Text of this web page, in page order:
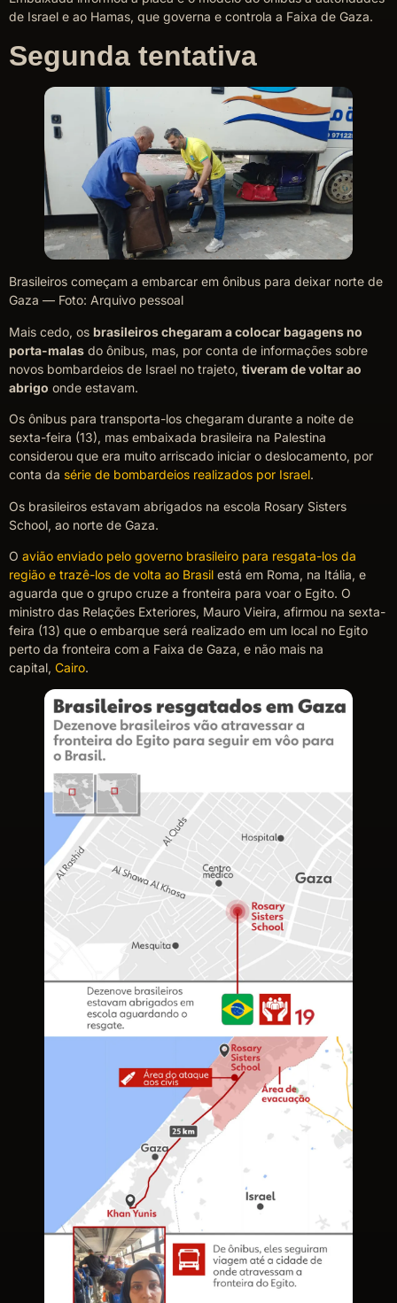
de Israel e ao Hamas, que governa e controla a Faixa de Gaza.
Segunda tentativa
Brasileiros começam a embarcar em ônibus para deixar norte de
Gaza — Foto: Arquivo pessoal
Mais cedo, os brasileiros chegaram a colocar bagagens no
porta-malas do ônibus, mas, por conta de informações sobre
novos bombardeios de Israel no trajeto, tiveram de voltar ao
abrigo onde estavam.
Os ônibus para transporta-los chegaram durante a noite de
sexta-feira (13), mas embaixada brasileira na Palestina
considerou que era muito arriscado iniciar o deslocamento, por
conta da série de bombardeios realizados por Israel.
Os brasileiros estavam abrigados na escola Rosary Sisters
School, ao norte de Gaza.
O avião enviado pelo governo brasileiro para resgata-los da
região e trazê-los de volta ao Brasil está em Roma, na Itália, e
aguarda que o grupo cruze a fronteira para voar o Egito. O
ministro das Relações Exteriores, Mauro Vieira, afirmou na sexta-
feira (13) que o embarque será realizado em um local no Egito
perto da fronteira com a Faixa de Gaza, e não mais na
capital, Cairo.